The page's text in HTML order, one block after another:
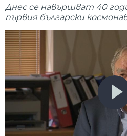
Днес се навършват 40
първия български